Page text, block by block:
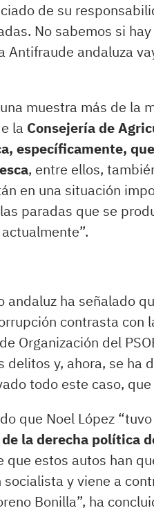
de su
No sabemos si
Antifraude andaluza
muestra más de la
la Consejería de
específicamente,
, entre ellos,
en una situación
paradas que se
ha señalado
contrasta con
Organización del
delitos y, ahora, se ha
todo este caso,
que Noel López
la derecha política
estos autos han
y viene a
Bonilla”, ha